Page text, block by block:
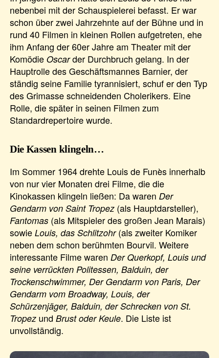
nebenbei mit der Schauspielerei befasst. Er war
schon über zwei Jahrzehnte auf der Bühne und in
rund 40 Filmen in kleinen Rollen aufgetreten, ehe
ihm Anfang der 60er Jahre am Theater mit der
Komödie Oscarder Durchbruch gelang. In der
Hauptrolle des Geschäftsmannes Barnier, der
ständig seine Familie tyrannisiert, schuf er den Typ
des Grimasse schneidenden Cholerikers. Eine
Rolle, die später in seinen Filmen zum
Standardrepertoire wurde.
Die Kassen klingeln…
Im Sommer 1964 drehte Louis de Funès innerhalb
von nur vier Monaten drei Filme, die die
Kinokassen klingeln ließen: Da waren Der
Gendarm von Saint Tropez (als Hauptdarsteller),
Fantomas (als Mitspieler des großen Jean Marais)
sowie Louis, das Schlitzohr(als zweiter Komiker
neben dem schon berühmten Bourvil. Weitere
interessante Filme waren Der Querkopf, Louis und
seine verrückten Politessen, Balduin, der
Trockenschwimmer, Der Gendarm von Paris, Der
Gendarm vom Broadway, Louis, der
Schürzenjäger, Balduin, der Schrecken von St.
Tropez und Brust oder Keule. Die Liste ist
unvollständig.